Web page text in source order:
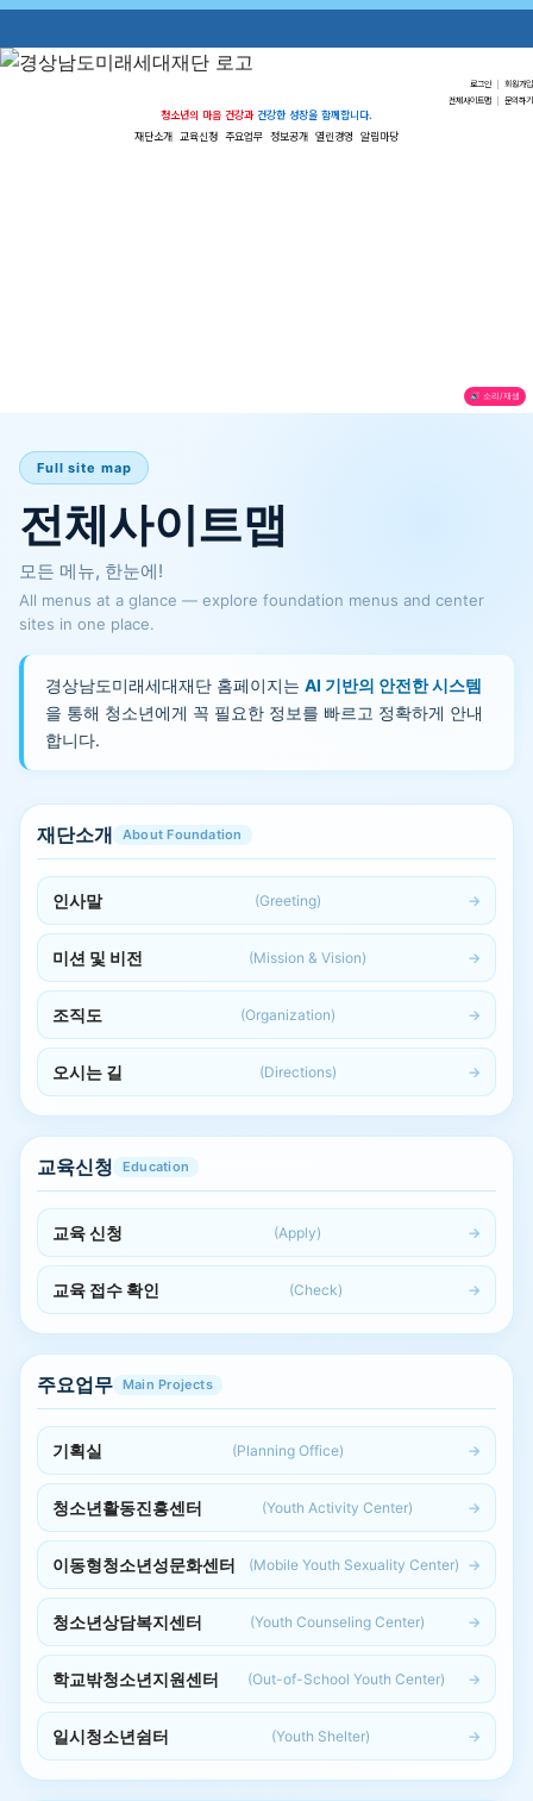
로그인 | 회원가입
전체사이트맵 | 문의하기
청소년의 마음 건강과 건강한 성장을 함께합니다.
재단소개 교육신청 주요업무 정보공개 열린경영 알림마당
🔊 소리/재생
Full site map
전체사이트맵
모든 메뉴, 한눈에!
All menus at a glance — explore foundation menus and center
sites in one place.
경상남도미래세대재단 홈페이지는 AI 기반의 안전한 시스템
을 통해 청소년에게 꼭 필요한 정보를 빠르고 정확하게 안내
합니다.
재단소개 About Foundation
인사말 (Greeting)
미션 및 비전 (Mission & Vision)
조직도 (Organization)
오시는 길 (Directions)
교육신청 Education
교육 신청 (Apply)
교육 접수 확인 (Check)
주요업무 Main Projects
기획실 (Planning Office)
청소년활동진흥센터 (Youth Activity Center)
이동형청소년성문화센터 (Mobile Youth Sexuality Center)
청소년상담복지센터 (Youth Counseling Center)
학교밖청소년지원센터 (Out-of-School Youth Center)
일시청소년쉼터 (Youth Shelter)